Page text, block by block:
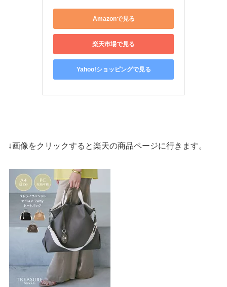
Amazonで見る
楽天市場で見る
Yahoo!ショッピングで見る
↓画像をクリックすると楽天の商品ページに行きます。